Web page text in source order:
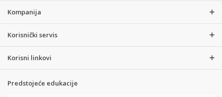
Kompanija
Korisnički servis
Korisni linkovi
Predstojeće edukacije